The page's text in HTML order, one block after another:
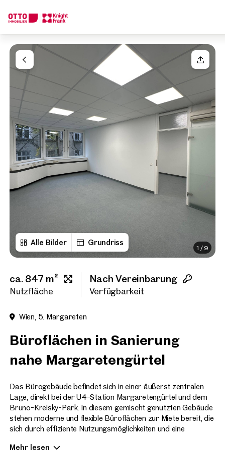
Alle Bilder Grundriss
1 /9
ca. 847 m²
Nutzfläche
Nach Vereinbarung
Verfügbarkeit
Wien, 5. Margareten
Büroflächen in Sanierung
nahe Margaretengürtel
Das Bürogebäude befindet sich in einer äußerst zentralen
Lage, direkt bei der U4-Station Margaretengürtel und dem
Bruno-Kreisky-Park. In diesem gemischt genutzten Gebäude
stehen moderne und flexible Büroflächen zur Miete bereit, die
sich durch effiziente Nutzungsmöglichkeiten und eine
Mehr lesen
Ihre Anfrage
Ihre Nachricht
Bitte wählen
Vorname
Nachname
Telefonnummer
Rückruf-Service
Ich habe die AGB und
Ich möchte regelmäßig
Wir finden Ihre
Traumimmobilie
Sagen Sie uns was Sie suchen und wir finden Ihre
Wie möchten Sie uns kontaktieren?
Online
Immobilie konfigurieren & finden lassen
Direkte:r Ansprechpartner:in
Anrufen oder Rückruf vereinbaren